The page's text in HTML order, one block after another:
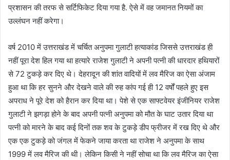
प्रशासन की तरफ से सर्टिफिकेट दिया गया है. ऐसे में वह जमानत नियमों का
उल्लंघन नहीं करेगा।
वर्ष 2010 में उत्तराखंड में चर्चित अनुपमा गुलाटी हत्याकांड जिससे उत्तराखंड ही
नहीं पूरा देश हिल गया था हत्यारे राजेश गुलाटी ने अपनी पत्नी की धारदार हथियारों
से 72 टुकड़े कर दिए थे। देहरादून की शांत वादियों में लव मैरिज का ऐसा अंजाम
हुआ था कि हर सुनने और देखने वाले की रुह कांप गई ही 12 वर्षों पहले हुए इस
अपराध ने पूरे देश को हैरान कर दिया था। पेशे से एक साफ्टवेयर इंजीनियर राजेश
गुलाटी ने झगड़ा होने के बाद अपनी पत्‍नी अनुपमा को मौत के घाट उतार दिया था
पत्नी को मारने के बाद कई दिनों तक शव के टुकड़े डीप फ्रीजर में रख दिए थे और
एक एक टुकड़े को जंगल में फेकने जाया करता था राजेश ने अनुपमा के साथ
1999 में लव मैरिज की थी। लेकिन किसी ने नहीं सोचा था कि लव मैरिज का ऐसा